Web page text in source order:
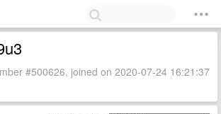
#500626, joined on 2020-07-24 16:21:37